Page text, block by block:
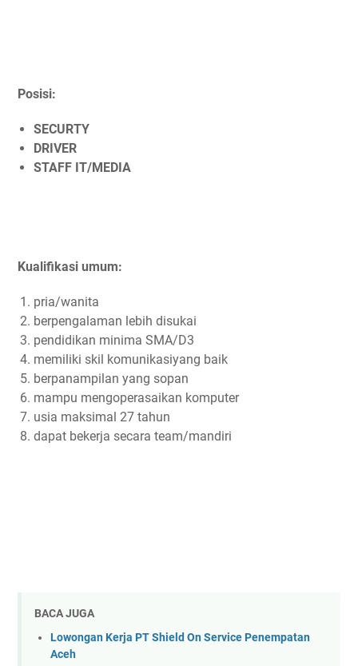
Posisi:
SECURTY
DRIVER
STAFF IT/MEDIA
Kualifikasi umum:
pria/wanita
berpengalaman lebih disukai
pendidikan minima SMA/D3
memiliki skil komunikasiyang baik
berpanampilan yang sopan
mampu mengoperasaikan komputer
usia maksimal 27 tahun
dapat bekerja secara team/mandiri
BACA JUGA
Lowongan Kerja PT Shield On Service Penempatan
Aceh